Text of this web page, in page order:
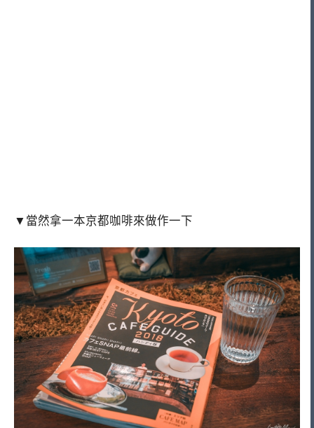
▼當然拿一本京都咖啡來做作一下